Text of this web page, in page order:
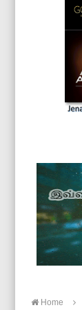
Home